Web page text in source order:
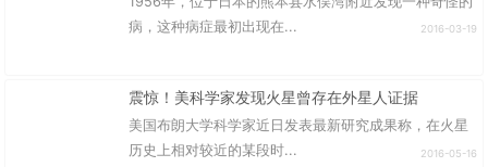
病，这种病症最初出现在...
2016-03-19
震惊！美科学家发现火星曾存在外星人证据
美国布朗大学科学家近日发表最新研究成果称，在火星
历史上相对较近的某段时...
2016-05-16